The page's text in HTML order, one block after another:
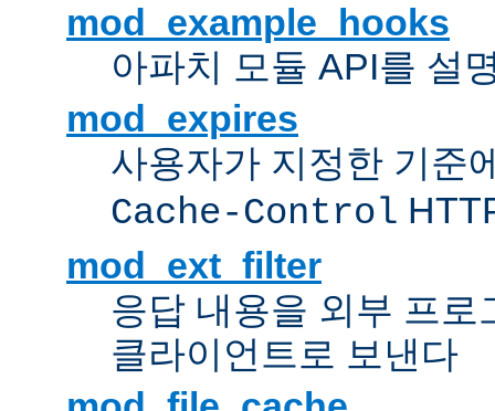
mod_example_hooks
아파치 모듈 API를 설
mod_expires
사용자가 지정한 기준
Cache-Control
mod_ext_filter
응답 내용을 외부 프로
클라이언트로 보낸다